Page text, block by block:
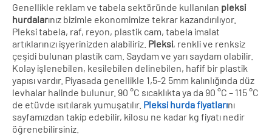
Genellikle reklam ve tabela sektöründe kullanılan pleksi
hurdalarınız bizimle ekonomimize tekrar kazandırılıyor.
Pleksi tabela, raf, reyon, plastik cam, tabela imalat
artıklarınızı işyerinizden alabiliriz. Pleksi, renkli ve renksiz
çeşidi bulunan plastik cam. Saydam ve yarı saydam olabilir.
Kolay işlenebilen, kesilebilen delinebilen, hafif bir plastik
yapısı vardır. Piyasada genellikle 1,5-2 5mm kalınlığında düz
levhalar halinde bulunur. 90 °C sıcaklıkta ya da 90 °C – 115 °C
de etüvde ısıtılarak yumuşatılır. Pleksi hurda fiyatlarını
sayfamızdan takip edebilir, kilosu ne kadar kg fiyatı nedir
öğrenebilirsiniz.